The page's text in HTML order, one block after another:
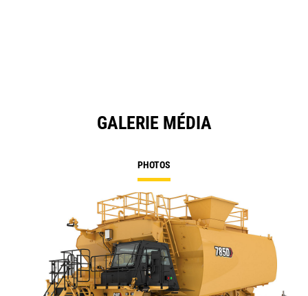
GALERIE MÉDIA
PHOTOS